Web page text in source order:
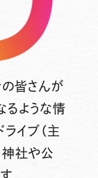
皆さんが
るような情
イブ（主
神社や公